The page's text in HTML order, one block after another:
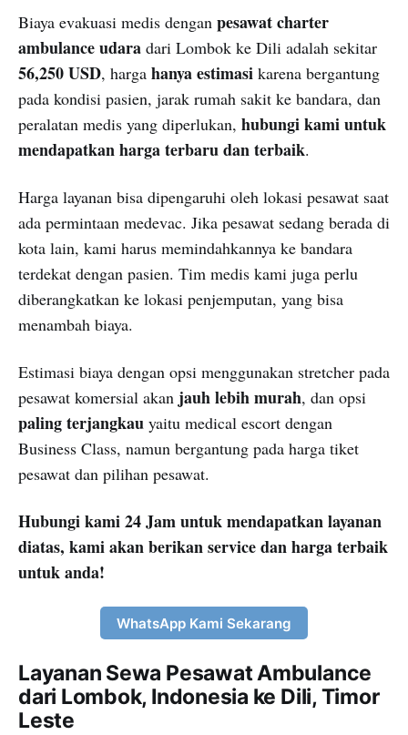
Biaya evakuasi medis dengan pesawat charter
ambulance udara dari Lombok ke Dili adalah sekitar
56,250 USD, harga hanya estimasi karena bergantung
pada kondisi pasien, jarak rumah sakit ke bandara, dan
peralatan medis yang diperlukan, hubungi kami untuk
mendapatkan harga terbaru dan terbaik.
Harga layanan bisa dipengaruhi oleh lokasi pesawat saat
ada permintaan medevac. Jika pesawat sedang berada di
kota lain, kami harus memindahkannya ke bandara
terdekat dengan pasien. Tim medis kami juga perlu
diberangkatkan ke lokasi penjemputan, yang bisa
menambah biaya.
Estimasi biaya dengan opsi menggunakan stretcher pada
pesawat komersial akan jauh lebih murah, dan opsi
paling terjangkau yaitu medical escort dengan
Business Class, namun bergantung pada harga tiket
pesawat dan pilihan pesawat.
Hubungi kami 24 Jam untuk mendapatkan layanan
diatas, kami akan berikan service dan harga terbaik
untuk anda!
WhatsApp Kami Sekarang
Layanan Sewa Pesawat Ambulance
dari Lombok, Indonesia ke Dili, Timor
Leste